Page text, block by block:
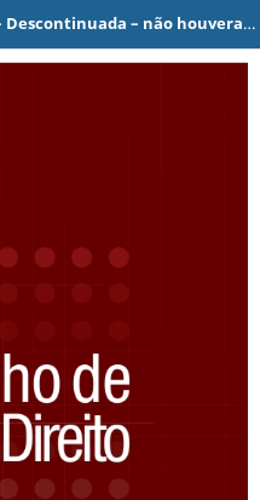
Trabalho de Curso - Direito – Descontinuada – não houveram edições publicadas.